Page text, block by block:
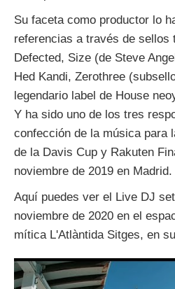
Su faceta como productor lo
referencias a través de sellos
Defected, Size (de Steve
Hed Kandi, Zerothree
legendario label de House
Y ha sido uno de los tres
confección de la música para
de la Davis Cup y Rakuten
noviembre de 2019 en Madrid.
Aquí puedes ver el Live DJ
noviembre de 2020 en el
mítica L'Atlàntida Sitges, en